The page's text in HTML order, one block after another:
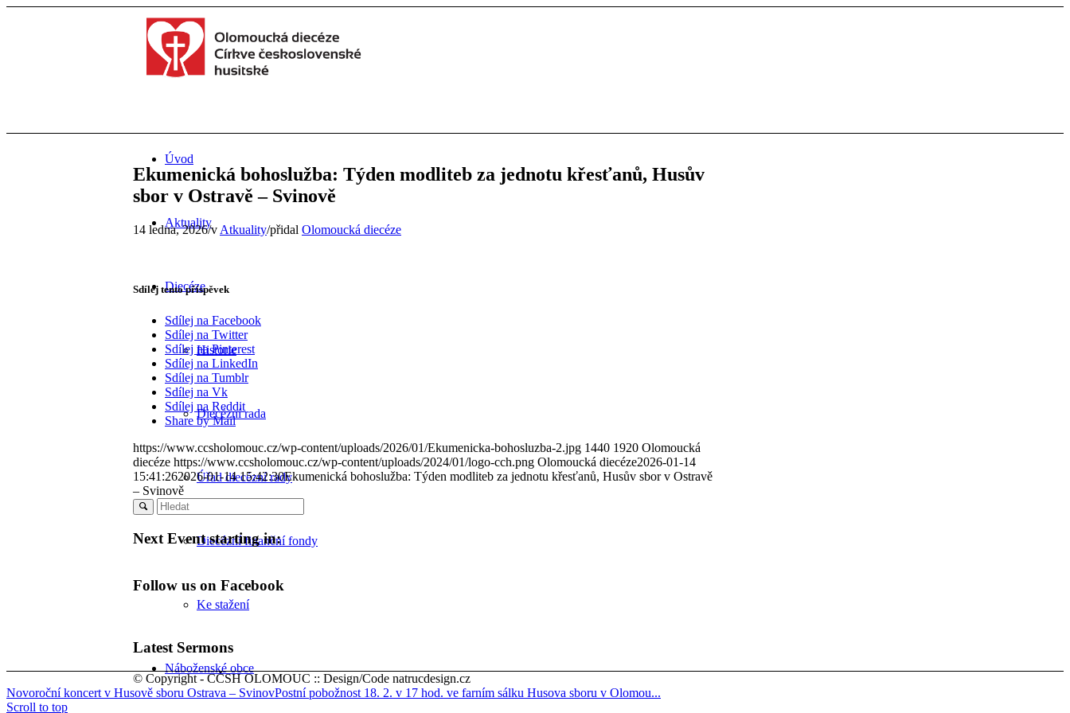
Úvod
Aktuality
Diecéze
Historie
Diecézní rada
Úřad diecézní rady
Diecézní finanční fondy
Ke stažení
Náboženské obce
Ekumenická bohoslužba: Týden modliteb za jednotu křesťanů, Husův
sbor v Ostravě – Svinově
14 ledna, 2026/v Atkuality/přidal Olomoucká diecéze
Sdílej tento příspěvek
Sdílej na Facebook
Sdílej na Twitter
Sdílej na Pinterest
Sdílej na LinkedIn
Sdílej na Tumblr
Sdílej na Vk
Sdílej na Reddit
Share by Mail
https://www.ccsholomouc.cz/wp-content/uploads/2026/01/Ekumenicka-bohosluzba-2.jpg 1440 1920 Olomoucká
diecéze https://www.ccsholomouc.cz/wp-content/uploads/2024/01/logo-cch.png Olomoucká diecéze2026-01-14
15:41:262026-01-14 15:42:30Ekumenická bohoslužba: Týden modliteb za jednotu křesťanů, Husův sbor v Ostravě
– Svinově
Next Event starting in:
Follow us on Facebook
Latest Sermons
© Copyright - CČSH OLOMOUC :: Design/Code natrucdesign.cz
Novoroční koncert v Husově sboru Ostrava – SvinovPostní pobožnost 18. 2. v 17 hod. ve farním sálku Husova sboru v Olomou...
Scroll to top